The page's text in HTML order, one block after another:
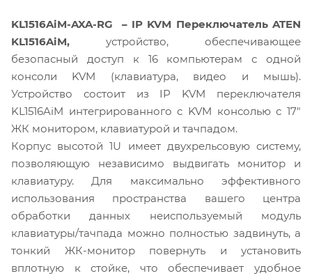
KL1516AiM-AXA-RG – IP KVM Переключатель ATEN
KL1516AiM, устройство, обеспечивающее
безопасный доступ к 16 компьютерам с одной
консоли KVM (клавиатура, видео и мышь).
Устройство состоит из IP KVM переключателя
KL1516AiM интегрированного с KVM консолью с 17"
ЖК монитором, клавиатурой и тачпадом.
Корпус высотой 1U имеет двухрельсовую систему,
позволяющую независимо выдвигать монитор и
клавиатуру. Для максимально эффективного
использования пространства вашего центра
обработки данных неиспользуемый модуль
клавиатуры/тачпада можно полностью задвинуть, а
тонкий ЖК-монитор повернуть и установить
вплотную к стойке, что обеспечивает удобное